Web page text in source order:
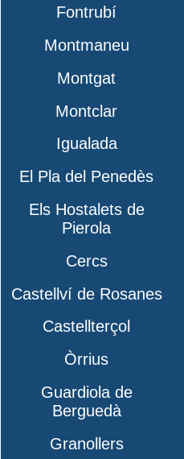
Fontrubí
Montmaneu
Montgat
Montclar
Igualada
El Pla del Penedès
Els Hostalets de
Pierola
Cercs
Castellví de Rosanes
Castellterçol
Òrrius
Guardiola de
Berguedà
Granollers